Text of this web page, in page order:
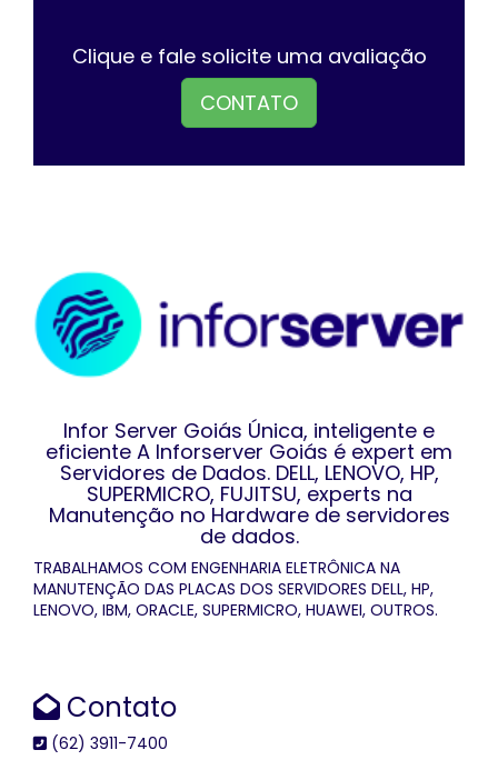
Clique e fale solicite uma avaliação
CONTATO
Infor Server Goiás Única, inteligente e
eficiente A Inforserver Goiás é expert em
Servidores de Dados. DELL, LENOVO, HP,
SUPERMICRO, FUJITSU, experts na
Manutenção no Hardware de servidores
de dados.
TRABALHAMOS COM ENGENHARIA ELETRÔNICA NA
MANUTENÇÃO DAS PLACAS DOS SERVIDORES DELL, HP,
LENOVO, IBM, ORACLE, SUPERMICRO, HUAWEI, OUTROS.
Contato
(62) 3911-7400